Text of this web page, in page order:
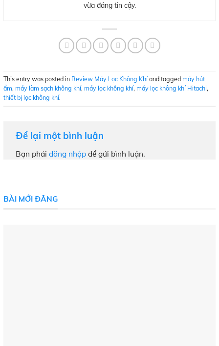
vừa đáng tin cậy.
This entry was posted in Review Máy Lọc Không Khí and tagged máy hút
ẩm, máy làm sạch không khí, máy lọc không khí, máy lọc không khí Hitachi,
thiết bị lọc không khí.
Để lại một bình luận
Bạn phải đăng nhập để gửi bình luận.
BÀI MỚI ĐĂNG